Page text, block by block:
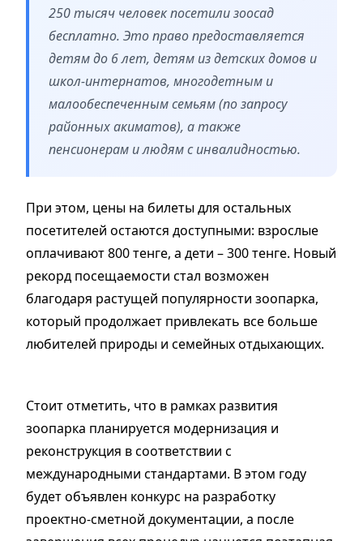
250 тысяч человек посетили зоосад
бесплатно. Это право предоставляется
детям до 6 лет, детям из детских домов и
школ-интернатов, многодетным и
малообеспеченным семьям (по запросу
районных акиматов), а также
пенсионерам и людям с инвалидностью.
При этом, цены на билеты для остальных
посетителей остаются доступными: взрослые
оплачивают 800 тенге, а дети – 300 тенге. Новый
рекорд посещаемости стал возможен
благодаря растущей популярности зоопарка,
который продолжает привлекать все больше
любителей природы и семейных отдыхающих.
Стоит отметить, что в рамках развития
зоопарка планируется модернизация и
реконструкция в соответствии с
международными стандартами. В этом году
будет объявлен конкурс на разработку
проектно-сметной документации, а после